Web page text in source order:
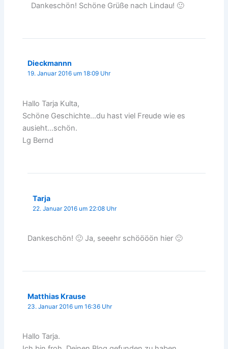
Dankeschön! Schöne Grüße nach Lindau! 🙂
Dieckmannn
19. Januar 2016 um 18:09 Uhr
Hallo Tarja Kulta,
Schöne Geschichte…du hast viel Freude wie es
ausieht…schön.
Lg Bernd
Tarja
22. Januar 2016 um 22:08 Uhr
Dankeschön! 🙂 Ja, seeehr schöööön hier 🙂
Matthias Krause
23. Januar 2016 um 16:36 Uhr
Hallo Tarja.